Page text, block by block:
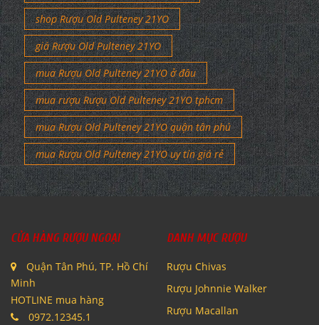
shop Rượu Old Pulteney 21YO
giá Rượu Old Pulteney 21YO
mua Rượu Old Pulteney 21YO ở đâu
mua rượu Rượu Old Pulteney 21YO tphcm
mua Rượu Old Pulteney 21YO quận tân phú
mua Rượu Old Pulteney 21YO uy tín giá rẻ
CỬA HÀNG RƯỢU NGOẠI
Quận Tân Phú, TP. Hồ Chí
Minh
HOTLINE mua hàng
0972.12345.1
DANH MỤC RƯỢU
Rượu Chivas
Rượu Johnnie Walker
Rượu Macallan